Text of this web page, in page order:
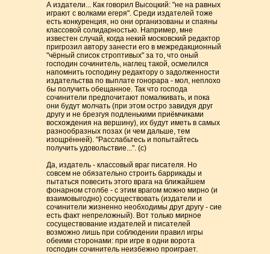
А издатели... Как говорил Высоцкий: "не на равных
играют с волками егеря". Среди издателей тоже
есть конкуренция, но они организованы и спаяны
классовой солидарностью. Например, мне
известен случай, когда некий московский редактор
пригрозил автору занести его в межредакционный
"чёрный список строптивых" за то, что оный
господин сочинитель, наглец такой, осмелился
напомнить господину редактору о задолженности
издательства по выплате гонорара - мол, неплохо
бы получить обещанное. Так что господа
сочинители предпочитают помалкивать, и пока
они будут молчать (при этом остро завидуя друг
другу и не брезгуя подленькими приёмчиками
восхождения на вершину), их будут иметь в самых
разнообразных позах (и чем дальше, тем
изощрённей). "Расслабьтесь и попытайтесь
получить удовольствие...". (с)
Да, издатель - классовый враг писателя. Но
совсем не обязательно строить баррикады и
пытаться повесить этого врага на ближайшем
фонарном столбе - с этим врагом можно мирно (и
взаимовыгодно) сосуществовать (издатели и
сочинители жизненно необходимы друг другу - сие
есть факт непреложный). Вот только мирное
сосуществование издателей и писателей
возможно лишь при соблюдении правил игры
обеими сторонами: при игре в одни ворота
господин сочинитель неизбежно проиграет.